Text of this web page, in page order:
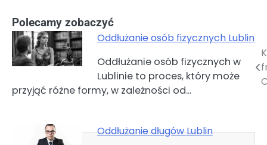
Polecamy zobaczyć
Oddłużanie osób fizycznych Lublin
Oddłużanie osób fizycznych w
Lublinie to proces, który może
przyjąć różne formy, w zależności od…
Oddłużanie długów Lublin
Nawigacja